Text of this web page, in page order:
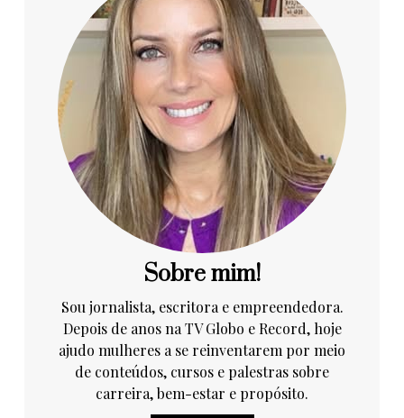
Sobre mim!
Sou jornalista, escritora e empreendedora.
Depois de anos na TV Globo e Record, hoje
ajudo mulheres a se reinventarem por meio
de conteúdos, cursos e palestras sobre
carreira, bem-estar e propósito.